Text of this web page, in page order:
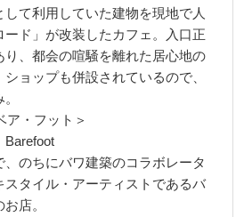
て利用していた建物を現地で人
ド」が改装したカフェ。入口正
、都会の喧騒を離れた居心地の
ョップも併設されているので、
ア・フット＞
Barefoot
のちにバワ建築のコラボレータ
スタイル・アーティストであるバ
店。